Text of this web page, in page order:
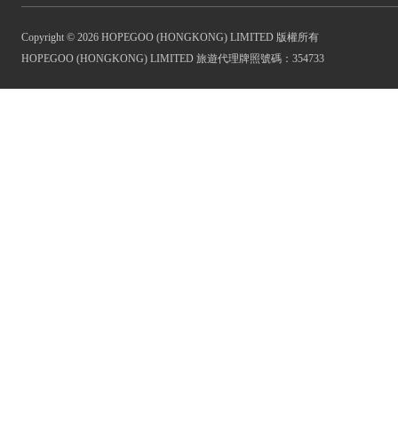
Copyright © 2026 HOPEGOO (HONGKONG) LIMITED 版權所有
HOPEGOO (HONGKONG) LIMITED 旅遊代理牌照號碼：354733